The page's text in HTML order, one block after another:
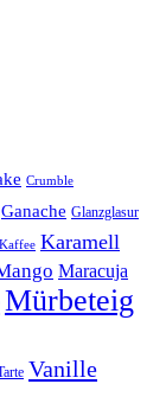
Crumble
Ganache Glanzglasur
Kaffee Karamell
Maracuja
Mürbeteig
Vanille